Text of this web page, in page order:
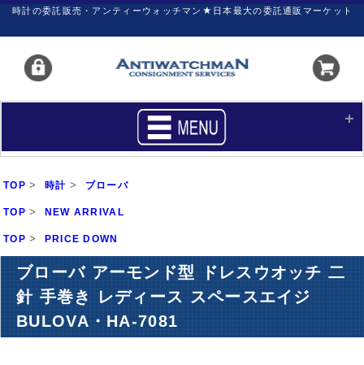
時計の委託販売・アンティーウォッチマン★日本最大の委託通販マーケット
買いたい
サポート
新着リスト 価格ダウン
価格の交渉 時計の修理
カレンダープライス ファイナルボックス
TOP > 時計 > ブローバ
TOP > NEW ARRIVAL
TOP > PRICE DOWN
ブローバ アーモンド型 ドレスウオッチ 二
針 手巻き レディース スペースエイジ
BULOVA・HA-7081